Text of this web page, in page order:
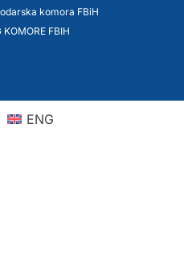
komora FBiH
KOMORE FBIH
ENG